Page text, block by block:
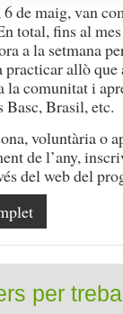
de maig, van
total, fins al
a la setmana
practicar allò
la comunitat i
Basc, Brasil, etc.
voluntària o
de l’any,
del web del
per